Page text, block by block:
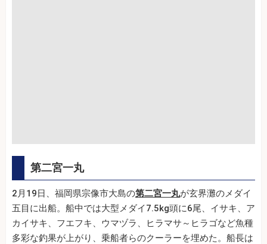
第二宮一丸
2月19日、福岡県宗像市大島の第二宮一丸が玄界灘のメダイ
五目に出船。船中では大型メダイ7.5kg頭に6尾、イサキ、ア
カイサキ、フエフキ、ウマヅラ、ヒラマサ～ヒラゴなど魚種
多彩な釣果が上がり、乗船者らのクーラーを埋めた。船長は